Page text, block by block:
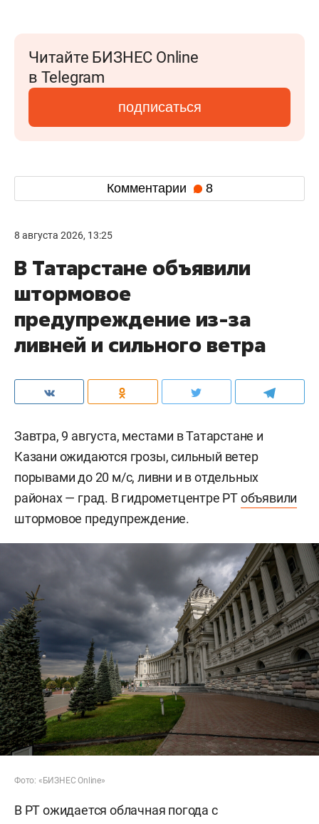
Читайте БИЗНЕС Online
в Telegram
подписаться
Комментарии 8
8 августа 2026, 13:25
В Татарстане объявили
штормовое
предупреждение из-за
ливней и сильного ветра
Завтра, 9 августа, местами в Татарстане и
Казани ожидаются грозы, сильный ветер
порывами до 20 м/c, ливни и в отдельных
районах — град. В гидрометцентре РТобъявили
штормовое предупреждение.
Фото: «БИЗНЕС Online»
В РТ ожидается облачная погода с